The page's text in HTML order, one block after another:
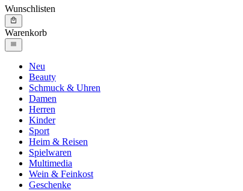
Wunschlisten
Warenkorb
Neu
Beauty
Schmuck & Uhren
Damen
Herren
Kinder
Sport
Heim & Reisen
Spielwaren
Multimedia
Wein & Feinkost
Geschenke